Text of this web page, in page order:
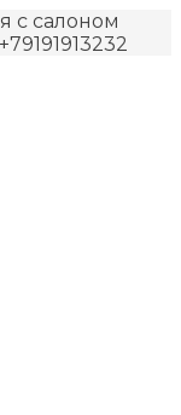
с салоном